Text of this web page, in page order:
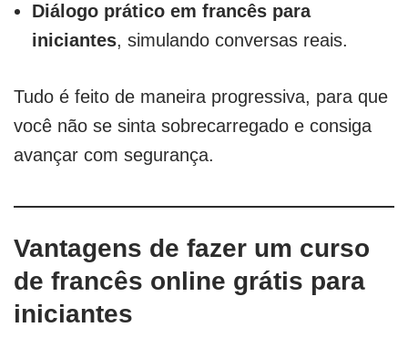
Diálogo prático em francês para
iniciantes, simulando conversas reais.
Tudo é feito de maneira progressiva, para que
você não se sinta sobrecarregado e consiga
avançar com segurança.
Vantagens de fazer um curso
de francês online grátis para
iniciantes